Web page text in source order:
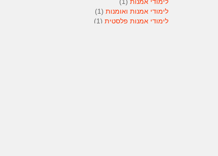
לימודי אמנות (1)
לימודי אמנות ואומנות (1)
לימודי אמנות פלסטית (1)